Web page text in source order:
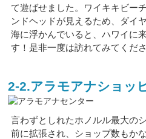
て遊ばせました。ワイキキビー
ンドヘッドが見えるため、ダイ
海に浮かんでいると、ハワイに
す！是非一度は訪れてみてくだ
2-2.アラモアナショッ
言わずとしれたホノルル最大の
前に拡張され、ショップ数もか